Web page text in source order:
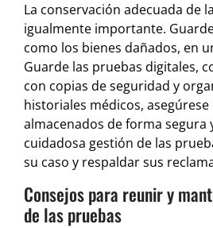
La conservación adecuada de
igualmente importante.
como los bienes dañados, en
Guarde las pruebas digitales,
con copias de seguridad y
historiales médicos, asegúrese
almacenados de forma segura
cuidadosa gestión de las
su caso y respaldar sus
Consejos para reunir y
de las pruebas